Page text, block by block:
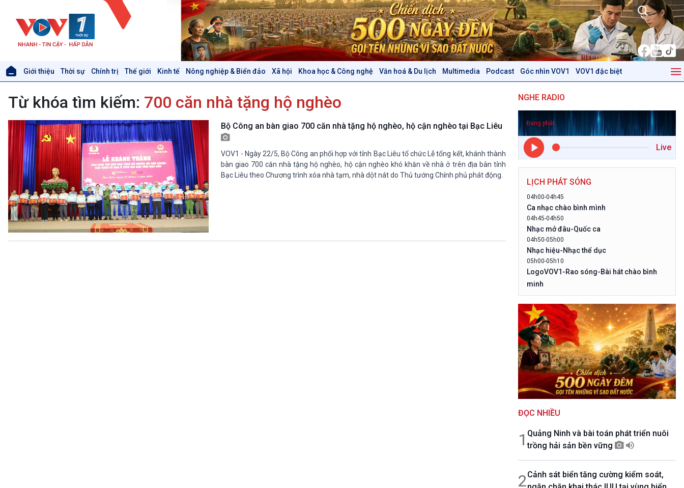
Giới thiệu Thời sự Chính trị Thế giới Kinh tế Nông nghiệp & Biển đảo Xã hội Khoa học & Công nghệ Văn hoá & Du lịch Multimedia Podcast Góc nhìn VOV1 VOV1 đặc biệt
Thời sự 6h
Thời sự 18h
Thời sự 21h30
Bản tin
Chuyên mục
Theo dòng Thời sự
Tin Chính trị
Chính phủ với người dân
Quốc hội với cử tri
Đảng trong cuộc sống
Nhận diện sự thật
Pháp luật và đời sống
Hồ sơ sự kiện quốc tế
Biên cương - Một dải vững
bền
Trước giờ mở cửa
Dòng chảy Kinh tế
Sức sống hàng Việt
Khởi nghiệp
Tuyên chiến với gian lận
thương mại
đảo
Mùa vàng
Biển đảo Việt Nam
Tâm tình biên giới và hải
đảo
Tìm hiểu biển, đảo Việt
Nam
Xã hội
Tin Đời sống & Xã hội
360 độ Sức khỏe
Khoa học & Công nghệ
Tin Khoa học & Công nghệ
Kết nối công nghệ
Góc nhìn VOV1
10 phút Sự kiện - Luận bàn
Câu chuyện thời sự
Dòng chảy sự kiện
Đối thoại
Chuyện đêm
Từ khóa tìm kiếm: 700 căn nhà tặng hộ nghèo
Bộ Công an bàn giao 700 căn nhà tặng hộ nghèo, hộ cận nghèo tại Bạc Liêu
VOV1 - Ngày 22/5, Bộ Công an phối hợp với tỉnh Bạc Liêu tổ chức Lễ tổng kết, khánh thành
bàn giao 700 căn nhà tặng hộ nghèo, hộ cận nghèo khó khăn về nhà ở trên địa bàn tỉnh
Bạc Liêu theo Chương trình xóa nhà tạm, nhà dột nát do Thủ tướng Chính phủ phát động.
NGHE RADIO
Đang phát
Live
LỊCH PHÁT SÓNG
04h00-04h45
Ca nhạc chào bình mình
04h45-04h50
Nhạc mở đâu-Quốc ca
04h50-05h00
Nhạc hiệu-Nhạc thể dục
05h00-05h10
LogoVOV1-Rao sóng-Bài hát chào bình
minh
05h10-05h20
Bản tin đầu ngày-Thời tiết
05h20-05h50
Mùa vàng
05h50-05h59
Quảng cáo
05h59-06h00
Nhạc top - Báo giờ
06h00-06h28
Thời sự sáng
Quảng cáo
Quân đội nhân dân
07h00-08h30
Bản tin văn hóa xã hội
ĐỌC NHIỀU
1Quảng Ninh và bài toán phát triển nuôi
trồng hải sản bền vững
2Cảnh sát biển tăng cường kiểm soát,